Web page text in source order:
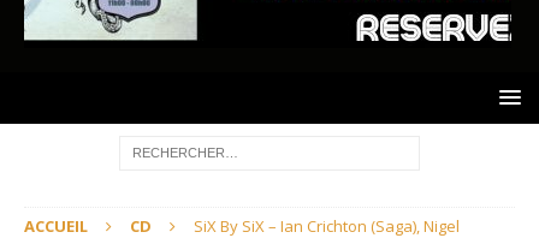
ACCUEIL CD
SiX By SiX – Ian Crichton (Saga), Nigel